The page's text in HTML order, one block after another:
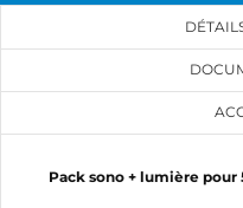
Pack sono + lumière pour
Annuler
Annuler